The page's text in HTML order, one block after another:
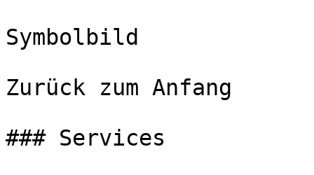
Symbolbild
Zurück zum Anfang
### Services